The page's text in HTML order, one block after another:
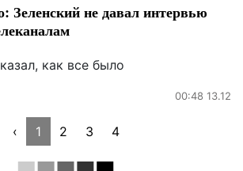
Зеленский не давал интервью
как все было
00:48 13.12
‹ 1 2 3 4